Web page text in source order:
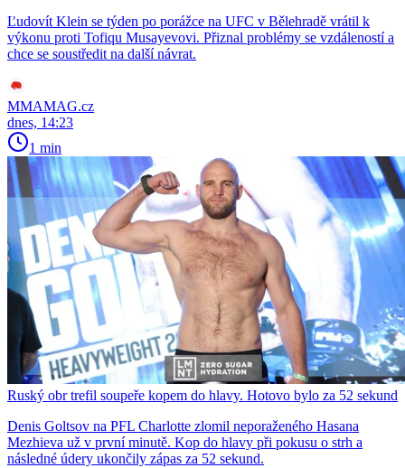
Ľudovít Klein se týden po porážce na UFC v Bělehradě vrátil k
výkonu proti Tofiqu Musayevovi. Přiznal problémy se vzdáleností a
chce se soustředit na další návrat.
MMAMAG.cz
dnes, 14:23
1 min
Ruský obr trefil soupeře kopem do hlavy. Hotovo bylo za 52 sekund
Denis Goltsov na PFL Charlotte zlomil neporaženého Hasana
Mezhieva už v první minutě. Kop do hlavy při pokusu o strh a
následné údery ukončily zápas za 52 sekund.